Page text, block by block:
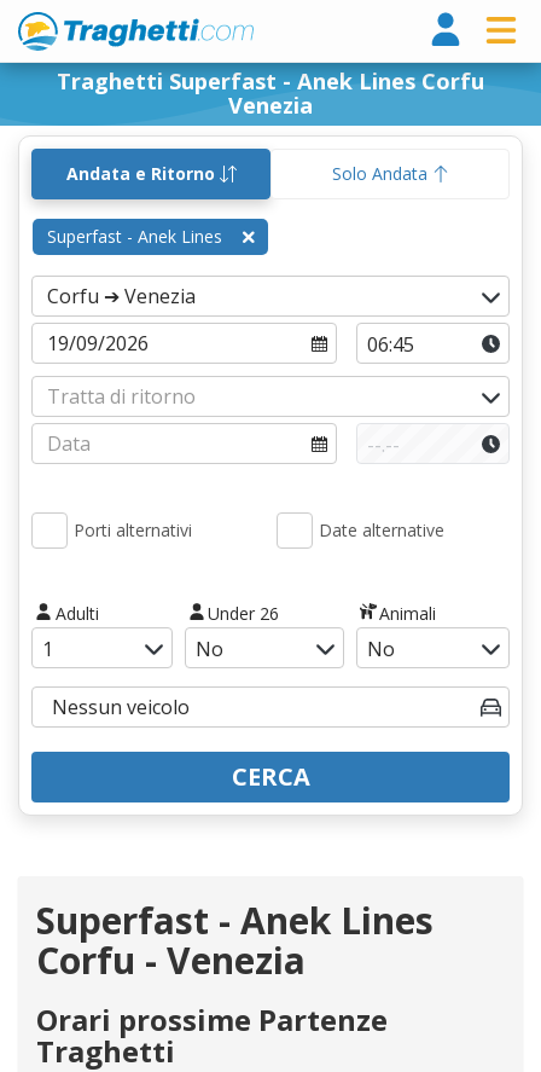
Traghetti Superfast - Anek Lines Corfu
Venezia
Andata e Ritorno Solo Andata
Superfast - Anek Lines
Porti alternativi Date alternative
Adulti Under 26 Animali
CERCA
Superfast - Anek Lines
Corfu - Venezia
Orari prossime Partenze
Traghetti